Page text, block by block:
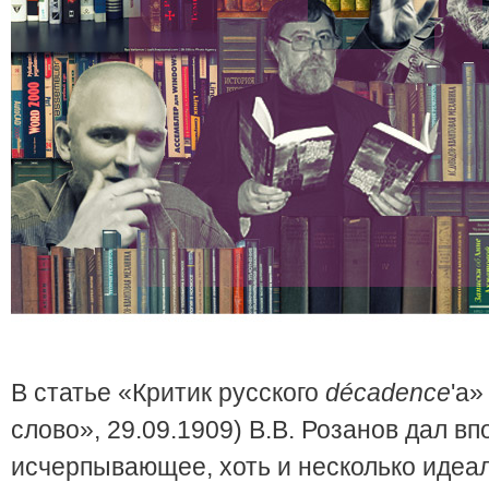
В статье «Критик русского décadence
слово», 29.09.1909) В.В. Розанов дал
исчерпывающее, хоть и несколько